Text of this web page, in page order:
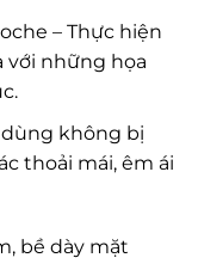
– Thực hiện
với những họa
không bị
thoải mái, êm ái
bề dày mặt